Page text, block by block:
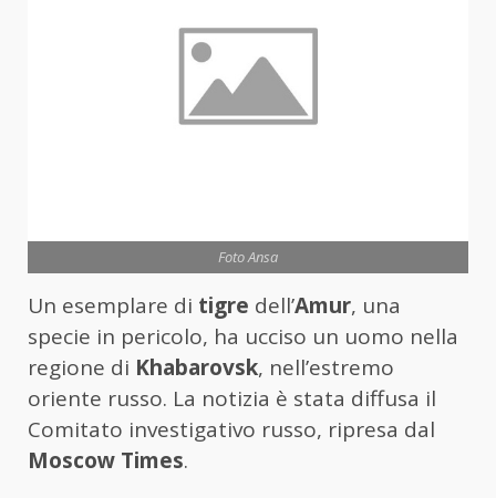
Foto Ansa
Un esemplare di tigre dell’Amur, una
specie in pericolo, ha ucciso un uomo nella
regione di Khabarovsk, nell’estremo
oriente russo. La notizia è stata diffusa il
Comitato investigativo russo, ripresa dal
Moscow Times.